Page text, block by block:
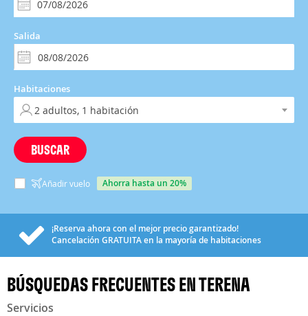
Salida
Habitaciones
BUSCAR
Añadir vuelo ahorra hasta un 20%
¡Reserva ahora con el mejor precio garantizado!
Cancelación GRATUITAen la mayoría de habitaciones
BÚSQUEDAS FRECUENTES EN TERENA
Servicios